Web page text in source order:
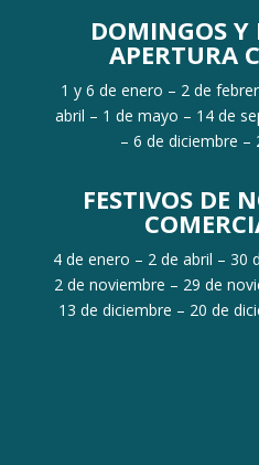
DOMINGOS Y
APERTURA
1 y 6 de enero – 2 de
abril – 1 de mayo – 14 de
– 6 de diciembre –
FESTIVOS DE
4 de enero – 2 de abril – 30
2 de noviembre – 29 de
13 de diciembre – 20 de